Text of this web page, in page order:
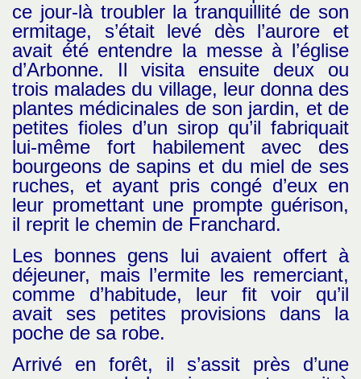
ce jour-là troubler la tranquillité de son
ermitage, s’était levé dès l’aurore et
avait été entendre la messe à l’église
d’Arbonne. Il visita ensuite deux ou
trois malades du village, leur donna des
plantes médicinales de son jardin, et de
petites fioles d’un sirop qu’il fabriquait
lui-même fort habilement avec des
bourgeons de sapins et du miel de ses
ruches, et ayant pris congé d’eux en
leur promettant une prompte guérison,
il reprit le chemin de Franchard.
Les bonnes gens lui avaient offert à
déjeuner, mais l’ermite les remerciant,
comme d’habitude, leur fit voir qu’il
avait ses petites provisions dans la
poche de sa robe.
Arrivé en forêt, il s’assit près d’une